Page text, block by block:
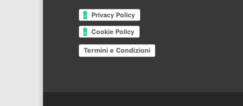
Termini e Condizioni